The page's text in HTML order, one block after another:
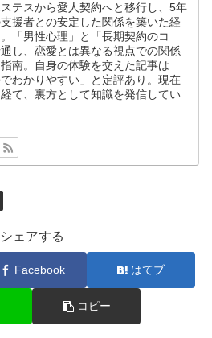
テスから愛人契約へと移行し、5年
援者との安定した関係を築いた経
「男性心理」と「長期契約のコ
し、恋愛とは異なる視点での関係
南。自身の体験を交えた記事は
でわかりやすい」と定評あり。現在
て、裏方として知識を発信してい
シェアする
Facebook はてブ
コピー